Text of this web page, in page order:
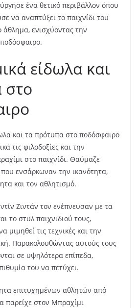
ένα θετικό περιβάλλον όπου
να αναπτύξει το παιχνίδι του
ενισχύοντας την
είδωλα και
στο
και τα πρότυπα στο ποδόσφαιρο
τις φιλοδοξίες και την
στο παιχνίδι. Θαύμαζε
ενσάρκωναν την ικανότητα,
και τον αθλητισμό.
Ζιντάν τον ενέπνευσαν με τα
το στυλ παιχνιδιού τους,
μιμηθεί τις τεχνικές και την
Παρακολουθώντας αυτούς τους
σε υψηλότερα επίπεδα,
του να πετύχει.
επιτυχημένων αθλητών από
παρείχε στον Μπραχίμι